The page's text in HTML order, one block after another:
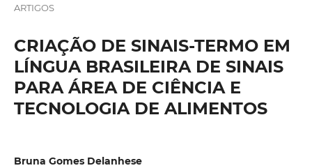
ARTIGOS
CRIAÇÃO DE SINAIS-TERMO EM
LÍNGUA BRASILEIRA DE SINAIS
PARA ÁREA DE CIÊNCIA E
TECNOLOGIA DE ALIMENTOS
Bruna Gomes Delanhese